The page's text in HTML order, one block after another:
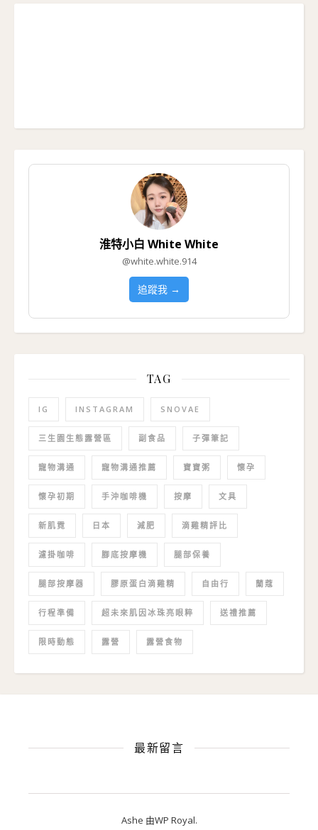
淮特小白 White White
@white.white.914
追蹤我 →
TAG
IG INSTAGRAM SNOVAE
三生園生態露營區 副食品 子彈筆記
寵物溝通 寵物溝通推薦 寶寶粥 懷孕
懷孕初期 手沖咖啡機 按摩 文具
新肌霓 日本 減肥 滴雞精評比
濾掛咖啡 腳底按摩機 腿部保養
腿部按摩器 膠原蛋白滴雞精 自由行 蘭蔻
行程準備 超未來肌因冰珠亮眼粹 送禮推薦
限時動態 露營 露營食物
最新留言
Ashe 由WP Royal.